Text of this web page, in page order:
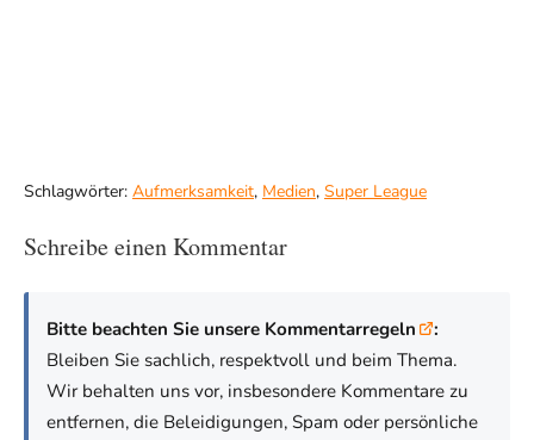
Schlagwörter: Aufmerksamkeit, Medien, Super League
Schreibe einen Kommentar
Bitte beachten Sie unsere Kommentarregeln
:
Bleiben Sie sachlich, respektvoll und beim Thema.
Wir behalten uns vor, insbesondere Kommentare zu
entfernen, die Beleidigungen, Spam oder persönliche